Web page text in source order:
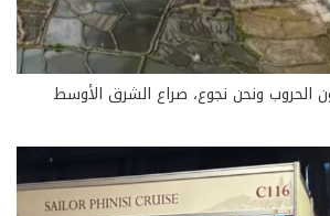
ونحن نجوع، صراع الشرق الأوسط